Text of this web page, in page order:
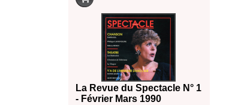
La Revue du Spectacle N° 1
- Février Mars 1990